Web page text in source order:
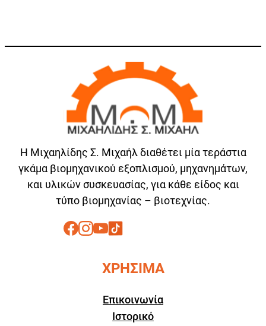
Η Μιχαηλίδης Σ. Μιχαήλ διαθέτει μία τεράστια
γκάμα βιομηχανικού εξοπλισμού, μηχανημάτων,
και υλικών συσκευασίας, για κάθε είδος και
τύπο βιομηχανίας – βιοτεχνίας.
ΧΡΗΣΙΜΑ
Επικοινωνία
Ιστορικό